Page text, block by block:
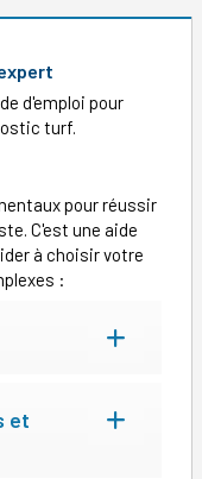
d'emploi pour
turf.
pour réussir
C'est une aide
à choisir votre
:
et